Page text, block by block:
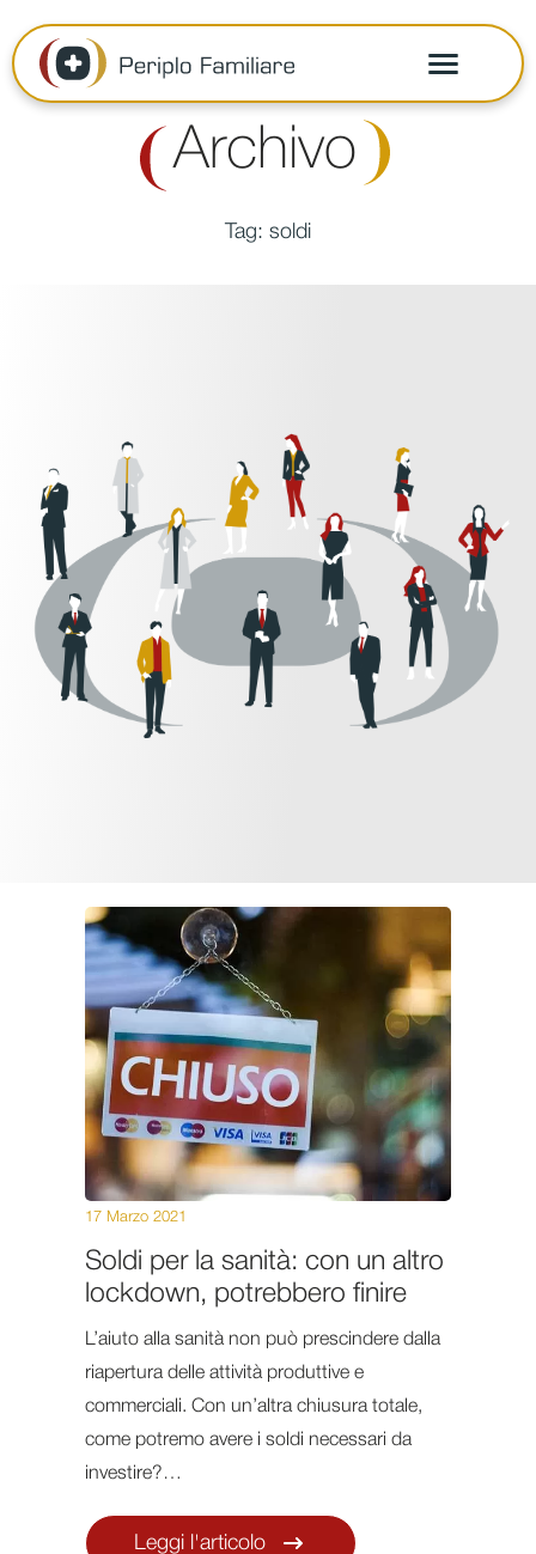
Archivo
Tag: soldi
Soldi per la sanità: con un altro
lockdown, potrebbero finire
17 Marzo 2021
L’aiuto alla sanità non può prescindere dalla
riapertura delle attività produttive e
commerciali. Con un’altra chiusura totale,
come potremo avere i soldi necessari da
investire?…
Leggi l'articolo